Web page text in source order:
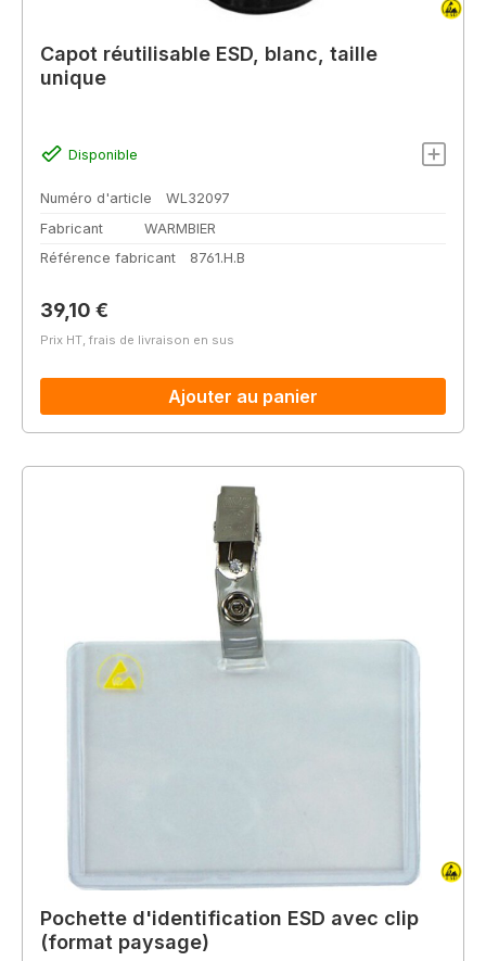
Capot réutilisable ESD, blanc, taille
unique
Disponible
Numéro d'article
WL32097
Fabricant
WARMBIER
Référence fabricant
8761.H.B
Prix régulier :
39,10 €
Prix HT, frais de livraison en sus
Ajouter au panier
Pochette d'identification ESD avec clip
(format paysage)